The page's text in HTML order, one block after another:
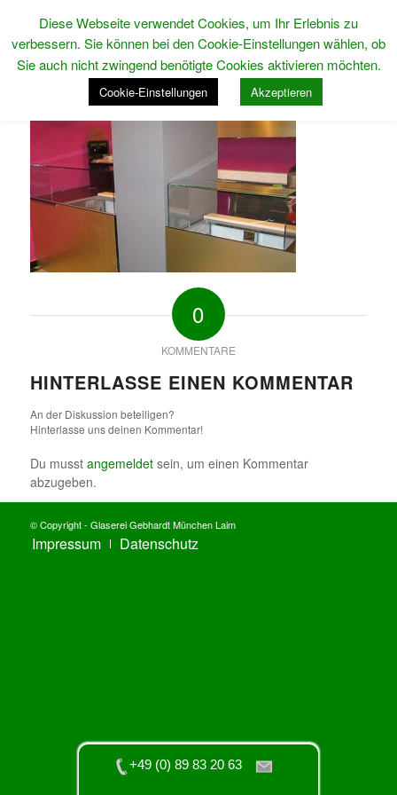
0
KOMMENTARE
HINTERLASSE EINEN KOMMENTAR
An der Diskussion beteiligen?
Hinterlasse uns deinen Kommentar!
Du musst angemeldetsein, um einen Kommentar
abzugeben.
© Copyright - Glaserei Gebhardt München Laim
Impressum Datenschutz
Diese Webseite verwendet Cookies, um Ihr Erlebnis zu
verbessern. Sie können bei den Cookie-Einstellungen wählen, ob
Sie auch nicht zwingend benötigte Cookies aktivieren möchten.
Cookie-Einstellungen Akzeptieren
+49 (0) 89 83 20 63